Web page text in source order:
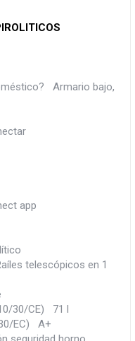
Armario bajo,
app
telescópicos en 1
30/CE) 71 l
EC) A+